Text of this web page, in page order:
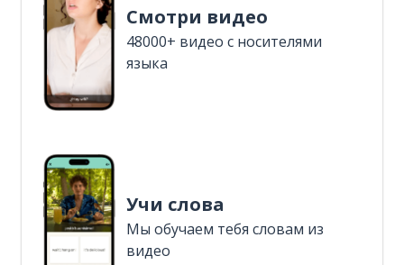
Смотри видео
48000+ видео с носителями
языка
Учи слова
Мы обучаем тебя словам из
видео